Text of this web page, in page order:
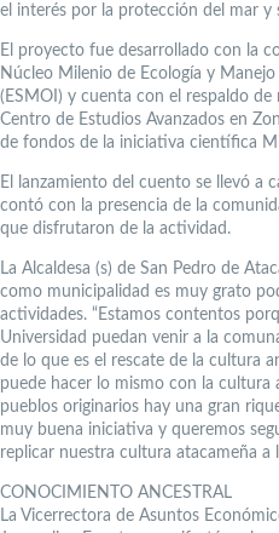
el interés por la protección del mar y
El proyecto fue desarrollado con la
Núcleo Milenio de Ecología y
(ESMOI) y cuenta con el respaldo de
Centro de Estudios Avanzados en
de fondos de la iniciativa científica
El lanzamiento del cuento se llevó a
contó con la presencia de la
que disfrutaron de la actividad.
La Alcaldesa (s) de San Pedro de
como municipalidad es muy grato
actividades. “Estamos contentos
Universidad puedan venir a la
de lo que es el rescate de la cultura
puede hacer lo mismo con la cultura
pueblos originarios hay una gran
muy buena iniciativa y queremos
replicar nuestra cultura atacameña a
CONOCIMIENTO ANCESTRAL
La Vicerrectora de Asuntos